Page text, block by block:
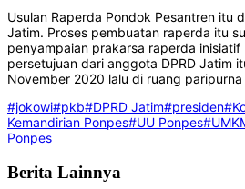
Usulan Raperda Pondok Pesantren itu
Jatim. Proses pembuatan raperda itu
penyampaian prakarsa raperda
persetujuan dari anggota DPRD Jatim
November 2020 lalu di ruang paripurna
#jokowi#pkb#DPRD Jatim#presiden
Kemandirian Ponpes#UU Ponpes
Ponpes
Berita Lainnya